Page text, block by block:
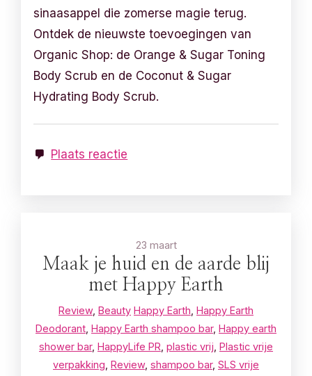
sinaasappel die zomerse magie terug.
Ontdek de nieuwste toevoegingen van
Organic Shop: de Orange & Sugar Toning
Body Scrub en de Coconut & Sugar
Hydrating Body Scrub.
Plaats reactie
23 maart
Maak je huid en de aarde blij
met Happy Earth
Review, Beauty Happy Earth Happy Earth
Deodorant Happy Earth shampoo bar, Happy earth
shower bar, HappyLife PR plastic vrij Plastic vrije
verpakking Review, shampoo bar, SLS vrije